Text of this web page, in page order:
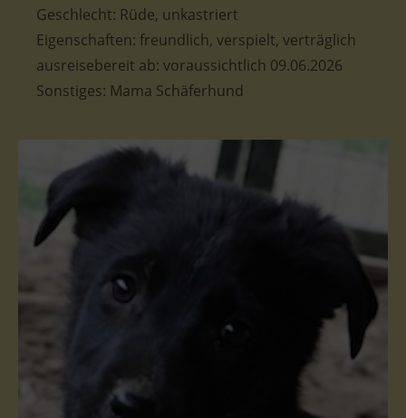
Geschlecht: Rüde, unkastriert
Eigenschaften: freundlich, verspielt, verträglich
ausreisebereit ab: voraussichtlich 09.06.2026
Sonstiges: Mama Schäferhund